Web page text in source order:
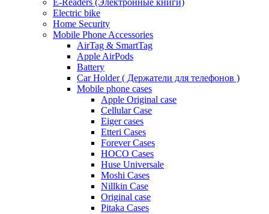
E-Readers (Электронные книги)
Electric bike
Home Security
Mobile Phone Accessories
AirTag & SmartTag
Apple AirPods
Battery
Car Holder ( Держатели для телефонов )
Mobile phone cases
Apple Original case
Cellular Case
Eiger cases
Etteri Cases
Forever Cases
HOCO Cases
Huse Universale
Moshi Cases
Nillkin Case
Original case
Pitaka Cases